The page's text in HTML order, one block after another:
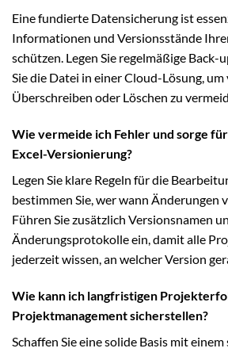
Eine fundierte Datensicherung ist
Informationen und Versionsstände
schützen. Legen Sie regelmäßige Back-
Sie die Datei in einer Cloud-Lösung,
Überschreiben oder Löschen zu
Wie vermeide ich Fehler und sorge
Excel-Versionierung?
Legen Sie klare Regeln für die
bestimmen Sie, wer wann Änderungen
Führen Sie zusätzlich Versionsnamen
Änderungsprotokolle ein, damit alle
jederzeit wissen, an welcher Version
Wie kann ich langfristigen
Projektmanagement sicherstellen?
Schaffen Sie eine solide Basis mit